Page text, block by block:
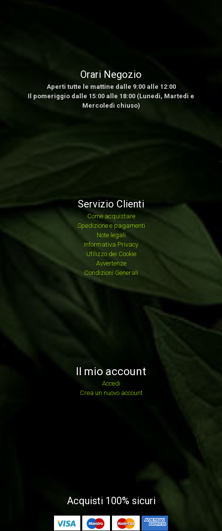
Orari Negozio
Aperti tutte le mattine dalle 9:00 alle 12:00
Il pomeriggio dalle 15:00 alle 18:00 (Lunedì, Martedì e
Mercoledì chiuso)
Servizio Clienti
Come acquistare
Spedizione e pagamenti
Note legali
Informativa Privacy
Utilizzo dei Cookie
Avvertenze
Condizioni Generali
Il mio account
Accedi
Crea un nuovo account
Acquisti 100% sicuri